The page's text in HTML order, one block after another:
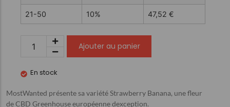
21-50 10% 47,52 €
Ajouter au panier
En stock
MostWanted présente sa variété Strawberry Banana, une fleur
de CBD Greenhouse européenne dexception.